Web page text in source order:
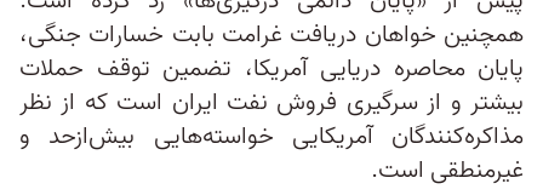
همچنین خواهان دریافت غرامت بابت خسارات جنگی،
پایان محاصره دریایی آمریکا، تضمین توقف حملات
بیشتر و از سرگیری فروش نفت ایران است که از نظر
مذاکره‌کنندگان آمریکایی خواسته‌هایی بیش‌ازحد و
غیرمنطقی است.